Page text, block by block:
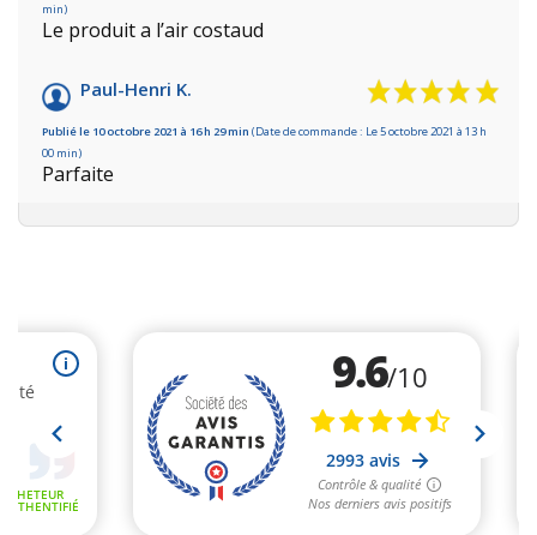
min)
Le produit a l’air costaud
Paul-Henri K.
Publié le 10 octobre 2021 à 16 h 29 min (Date de commande : Le 5 octobre 2021 à 13 h
00 min)
Parfaite